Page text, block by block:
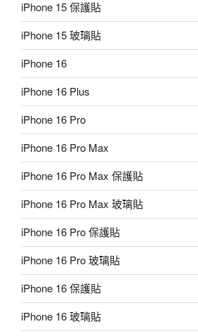
iPhone 15 保護貼
iPhone 15 玻璃貼
iPhone 16
iPhone 16 Plus
iPhone 16 Pro
iPhone 16 Pro Max
iPhone 16 Pro Max 保護貼
iPhone 16 Pro Max 玻璃貼
iPhone 16 Pro 保護貼
iPhone 16 Pro 玻璃貼
iPhone 16 保護貼
iPhone 16 玻璃貼